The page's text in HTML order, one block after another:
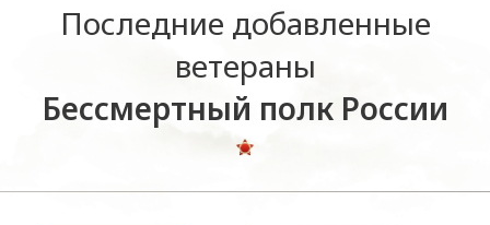
Последние добавленные
ветераны
Бессмертный полк России